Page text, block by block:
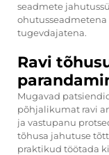
seadmete
tugevdajatena.
Ravi
Mugavad
põhjalikumat ravi
ja vastupanu
tõhusa jahutuse
praktikud töötada